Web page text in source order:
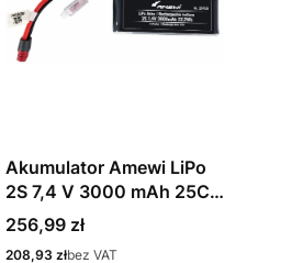
Akumulator Amewi LiPo
2S 7,4 V 3000 mAh 25C
Wtyczka T
Cena
256,99 zł
Cena
208,93 złbez VAT